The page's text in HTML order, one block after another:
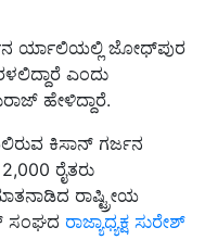
ರ್ಯಾಲಿಯಲ್ಲಿ ಜೋಧ್‌ಪುರ
ಎಂದು
ಹೇಳಿದ್ದಾರೆ.
ಕಿಸಾನ್ ಗರ್ಜನ
ರೈತರು
ರಾಷ್ಟ್ರೀಯ
ಸಂಘದ ರಾಜ್ಯಾಧ್ಯಕ್ಷ ಸುರೇಶ್